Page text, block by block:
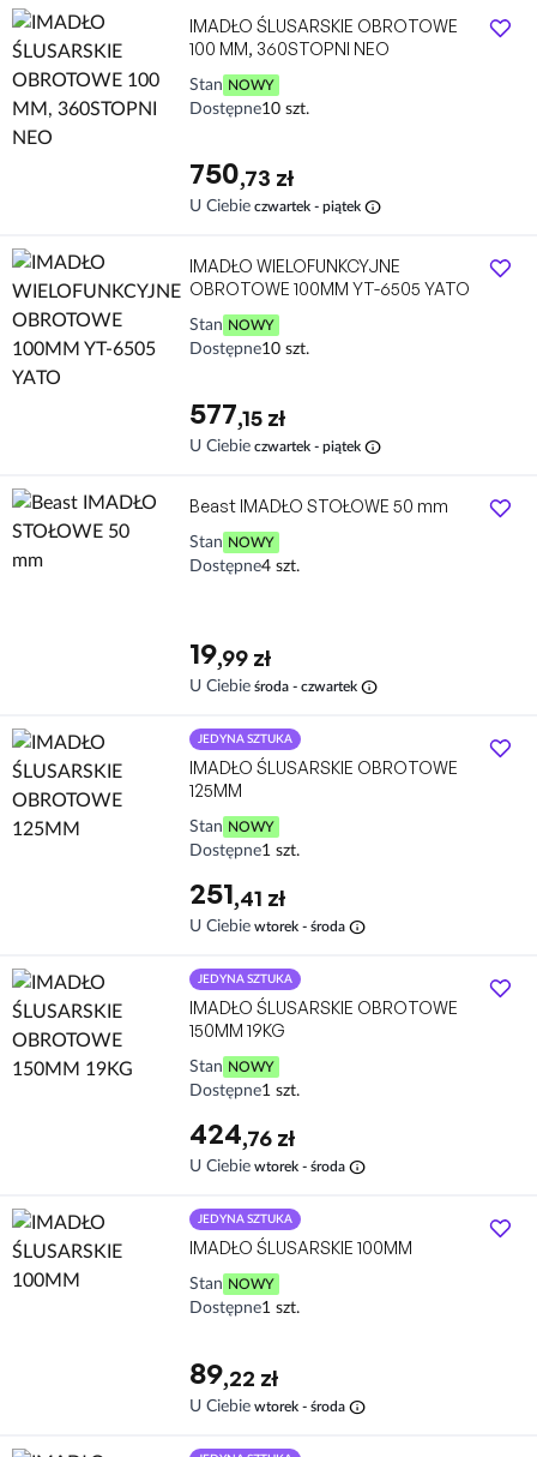
IMADŁO ŚLUSARSKIE OBROTOWE
100 MM, 360STOPNI NEO
Stan NOWY
Dostępne10 szt.
750,73 zł
U Ciebie czwartek - piątek info
IMADŁO WIELOFUNKCYJNE
OBROTOWE 100MM YT-6505 YATO
Stan NOWY
Dostępne10 szt.
577,15 zł
U Ciebie czwartek - piątek info
Beast IMADŁO STOŁOWE 50 mm
Stan NOWY
Dostępne4 szt.
19,99 zł
U Ciebie środa - czwartek info
JEDYNA SZTUKA
IMADŁO ŚLUSARSKIE OBROTOWE
125MM
Stan NOWY
Dostępne1 szt.
251,41 zł
U Ciebie wtorek - środa info
JEDYNA SZTUKA
IMADŁO ŚLUSARSKIE OBROTOWE
150MM 19KG
Stan NOWY
Dostępne1 szt.
424,76 zł
U Ciebie wtorek - środa info
JEDYNA SZTUKA
IMADŁO ŚLUSARSKIE 100MM
Stan NOWY
Dostępne1 szt.
89,22 zł
U Ciebie wtorek - środa info